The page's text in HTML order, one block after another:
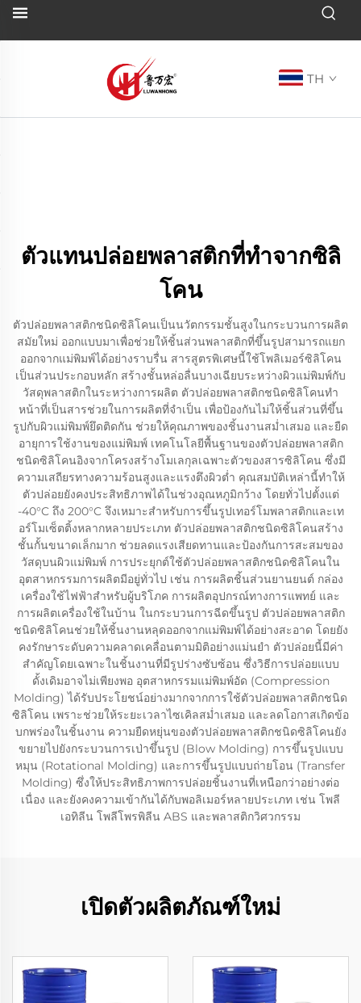
TH
ตัวแทนปล่อยพลาสติกที่ทำจากซิลิ
โคน
ตัวปล่อยพลาสติกชนิดซิลิโคนเป็นนวัตกรรมชั้นสูงในกระบวนการผลิต
สมัยใหม่ ออกแบบมาเพื่อช่วยให้ชิ้นส่วนพลาสติกที่ขึ้นรูปสามารถแยก
ออกจากแม่พิมพ์ได้อย่างราบรื่น สารสูตรพิเศษนี้ใช้โพลิเมอร์ซิลิโคน
เป็นส่วนประกอบหลัก สร้างชั้นหล่อลื่นบางเฉียบระหว่างผิวแม่พิมพ์กับ
วัสดุพลาสติกในระหว่างการผลิต ตัวปล่อยพลาสติกชนิดซิลิโคนทำ
หน้าที่เป็นสารช่วยในการผลิตที่จำเป็น เพื่อป้องกันไม่ให้ชิ้นส่วนที่ขึ้น
รูปกับผิวแม่พิมพ์ยึดติดกัน ช่วยให้คุณภาพของชิ้นงานสม่ำเสมอ และยืด
อายุการใช้งานของแม่พิมพ์ เทคโนโลยีพื้นฐานของตัวปล่อยพลาสติก
ชนิดซิลิโคนอิงจากโครงสร้างโมเลกุลเฉพาะตัวของสารซิลิโคน ซึ่งมี
ความเสถียรทางความร้อนสูงและแรงตึงผิวต่ำ คุณสมบัติเหล่านี้ทำให้
ตัวปล่อยยังคงประสิทธิภาพได้ในช่วงอุณหภูมิกว้าง โดยทั่วไปตั้งแต่
-40°C ถึง 200°C จึงเหมาะสำหรับการขึ้นรูปเทอร์โมพลาสติกและเท
อร์โมเซ็ตติ้งหลากหลายประเภท ตัวปล่อยพลาสติกชนิดซิลิโคนสร้าง
ชั้นกั้นขนาดเล็กมาก ช่วยลดแรงเสียดทานและป้องกันการสะสมของ
วัสดุบนผิวแม่พิมพ์ การประยุกต์ใช้ตัวปล่อยพลาสติกชนิดซิลิโคนใน
อุตสาหกรรมการผลิตมีอยู่ทั่วไป เช่น การผลิตชิ้นส่วนยานยนต์ กล่อง
เครื่องใช้ไฟฟ้าสำหรับผู้บริโภค การผลิตอุปกรณ์ทางการแพทย์ และ
การผลิตเครื่องใช้ในบ้าน ในกระบวนการฉีดขึ้นรูป ตัวปล่อยพลาสติก
ชนิดซิลิโคนช่วยให้ชิ้นงานหลุดออกจากแม่พิมพ์ได้อย่างสะอาด โดยยัง
คงรักษาระดับความคลาดเคลื่อนตามมิติอย่างแม่นยำ ตัวปล่อยนี้มีค่า
สำคัญโดยเฉพาะในชิ้นงานที่มีรูปร่างซับซ้อน ซึ่งวิธีการปล่อยแบบ
ดั้งเดิมอาจไม่เพียงพอ อุตสาหกรรมแม่พิมพ์อัด (Compression
Molding) ได้รับประโยชน์อย่างมากจากการใช้ตัวปล่อยพลาสติกชนิด
ซิลิโคน เพราะช่วยให้ระยะเวลาไซเคิลสม่ำเสมอ และลดโอกาสเกิดข้อ
บกพร่องในชิ้นงาน ความยืดหยุ่นของตัวปล่อยพลาสติกชนิดซิลิโคนยัง
ขยายไปยังกระบวนการเป่าขึ้นรูป (Blow Molding) การขึ้นรูปแบบ
หมุน (Rotational Molding) และการขึ้นรูปแบบถ่ายโอน (Transfer
Molding) ซึ่งให้ประสิทธิภาพการปล่อยชิ้นงานที่เหนือกว่าอย่างต่อ
เนื่อง และยังคงความเข้ากันได้กับพอลิเมอร์หลายประเภท เช่น โพลี
เอทิลีน โพลีโพรพิลีน ABS และพลาสติกวิศวกรรม
เปิดตัวผลิตภัณฑ์ใหม่